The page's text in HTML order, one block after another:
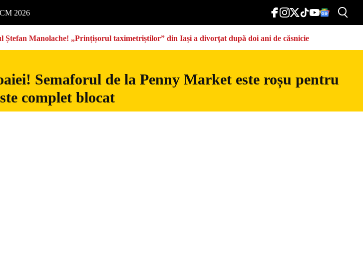
CM 2026
Ștefan Manolache! „Prințișorul taximetriștilor” din Iași a divorţat după doi ani de căsnicie
Semaforul de la Penny Market este roșu pentru
complet blocat